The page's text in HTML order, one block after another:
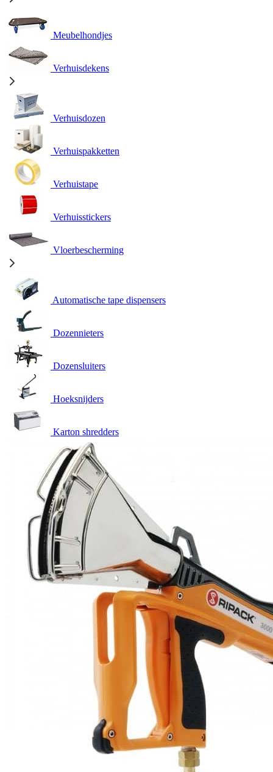
Meubelhondjes
Verhuisdekens
Verhuisdozen
Verhuispakketten
Verhuistape
Verhuisstickers
Vloerbescherming
Automatische tape dispensers
Dozennieters
Dozensluiters
Hoeksnijders
Karton shredders